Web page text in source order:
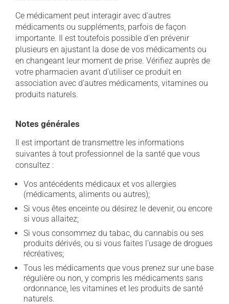
Ce médicament peut interagir avec d'autres
médicaments ou suppléments, parfois de façon
importante. Il est toutefois possible d'en prévenir
plusieurs en ajustant la dose de vos médicaments ou
en changeant leur moment de prise. Vérifiez auprès de
votre pharmacien avant d'utiliser ce produit en
association avec d'autres médicaments, vitamines ou
produits naturels.
Notes générales
Il est important de transmettre les informations
suivantes à tout professionnel de la santé que vous
consultez :
Vos antécédents médicaux et vos allergies
(médicaments, aliments ou autres);
Si vous êtes enceinte ou désirez le devenir, ou encore
si vous allaitez;
Si vous consommez du tabac, du cannabis ou ses
produits dérivés, ou si vous faites l'usage de drogues
récréatives;
Tous les médicaments que vous prenez sur une base
régulière ou non, y compris les médicaments sans
ordonnance, les vitamines et les produits de santé
naturels.